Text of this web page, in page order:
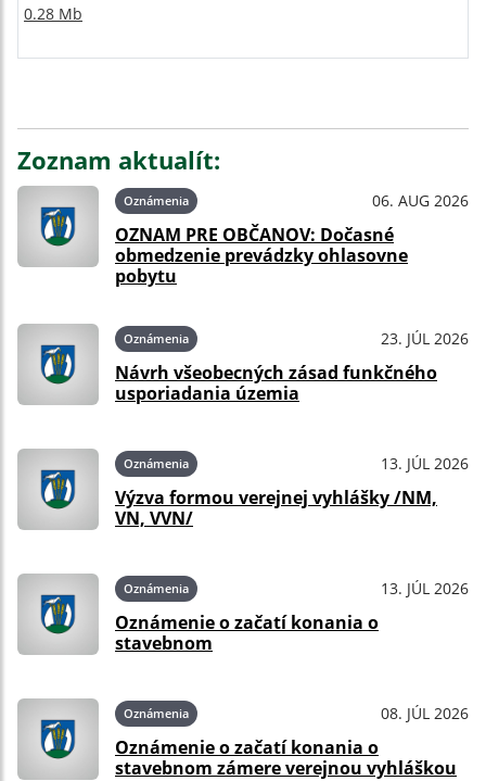
0.28 Mb
Zoznam aktualít:
Oznámenia 06. AUG 2026
OZNAM PRE OBČANOV: Dočasné
obmedzenie prevádzky ohlasovne
pobytu
Oznámenia 23. JÚL 2026
Návrh všeobecných zásad funkčného
usporiadania územia
Oznámenia 13. JÚL 2026
Výzva formou verejnej vyhlášky /NM,
VN, VVN/
Oznámenia 13. JÚL 2026
Oznámenie o začatí konania o
stavebnom
Oznámenia 08. JÚL 2026
Oznámenie o začatí konania o
stavebnom zámere verejnou vyhláškou